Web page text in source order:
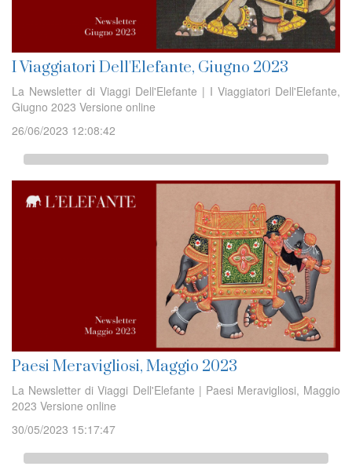
I Viaggiatori Dell'Elefante, Giugno 2023
La Newsletter di Viaggi Dell'Elefante | I Viaggiatori Dell'Elefante,
Giugno 2023 Versione online
26/06/2023 12:08:42
Paesi Meravigliosi, Maggio 2023
La Newsletter di Viaggi Dell'Elefante | Paesi Meravigliosi, Maggio
2023 Versione online
30/05/2023 15:17:47